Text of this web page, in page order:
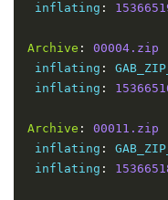
inflating :
Archive :
00004.zip
inflating :
inflating :
Archive :
00011.zip
inflating :
inflating :